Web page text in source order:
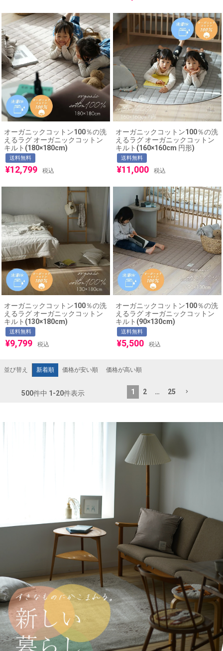
オーガニックコットン100％の洗
えるラグ オーガニックコットン
キルト(180×180cm)
送料無料
¥12,799 税込
オーガニックコットン100％の洗
えるラグ オーガニックコットン
キルト(160×160cm 円形)
送料無料
¥11,000 税込
オーガニックコットン100％の洗
えるラグ オーガニックコットン
キルト(130×180cm)
送料無料
¥9,799 税込
オーガニックコットン100％の洗
えるラグ オーガニックコットン
キルト(90×130cm)
送料無料
¥5,500 税込
並び替え 新着順 価格が安い順 価格が高い順
500件中 1 -20件表示 1 2 … 25